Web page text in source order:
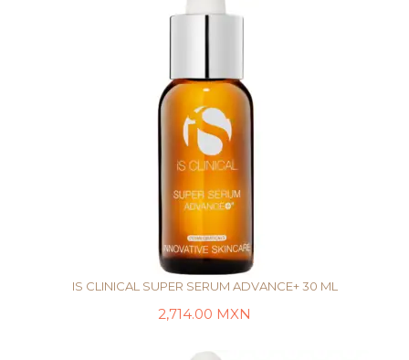
IS CLINICAL SUPER SERUM ADVANCE+ 30 ML
2,714.00 MXN